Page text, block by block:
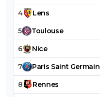
4 Lens
5 Toulouse
6 Nice
7 Paris Saint Germain
8 Rennes